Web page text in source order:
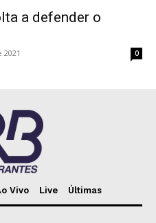
a defender o
0
Vivo Live Últimas